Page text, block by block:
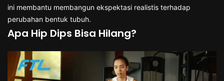
ini membantu membangun ekspektasi realistis terhadap
perubahan bentuk tubuh.
Apa Hip Dips Bisa Hilang?